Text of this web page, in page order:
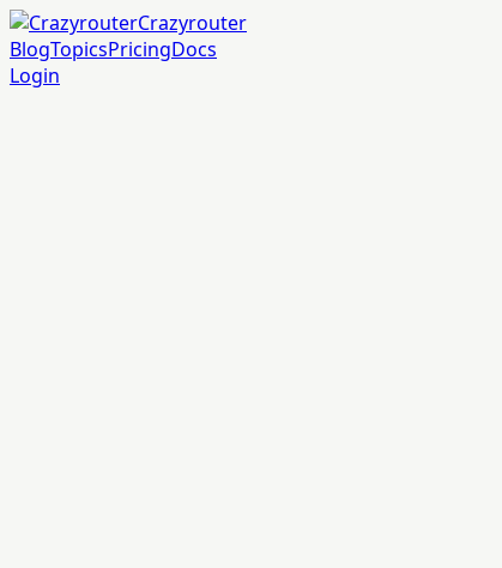
Crazyrouter
BlogTopicsPricingDocs
Login